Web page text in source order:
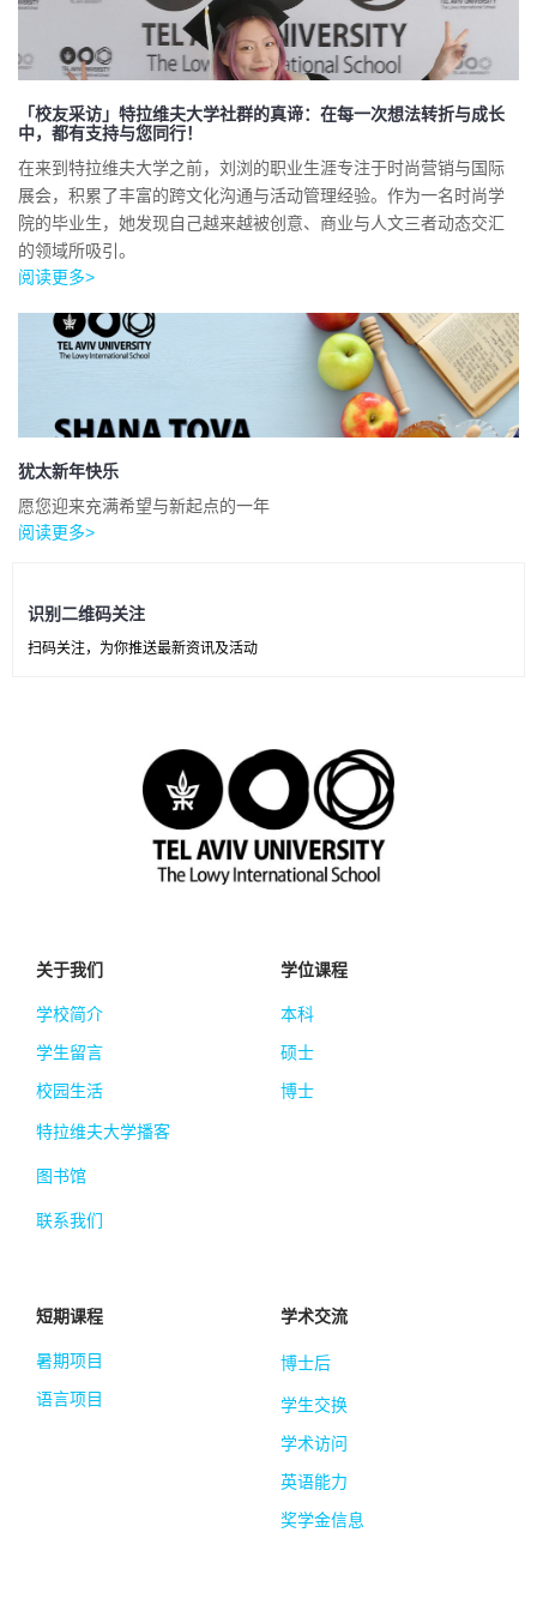
「校友采访」特拉维夫大学社群的真谛：在每一次想法转折与成长
中，都有支持与您同行！
在来到特拉维夫大学之前，刘浏的职业生涯专注于时尚营销与国际
展会，积累了丰富的跨文化沟通与活动管理经验。作为一名时尚学
院的毕业生，她发现自己越来越被创意、商业与人文三者动态交汇
的领域所吸引。
阅读更多>
犹太新年快乐
愿您迎来充满希望与新起点的一年
阅读更多>
识别二维码关注
扫码关注，为你推送最新资讯及活动
关于我们
学校简介
学生留言
校园生活
特拉维夫大学播客
图书馆
联系我们
学位课程
本科
硕士
博士
短期课程
暑期项目
语言项目
学术交流
博士后
学生交换
学术访问
英语能力
奖学金信息